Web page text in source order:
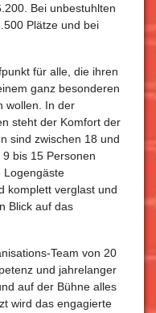
Bei unbestuhlten
Plätze und bei
für alle, die ihren
ganz besonderen
wollen. In der
steht der Komfort der
sind zwischen 18 und
bis 15 Personen
Logengäste
komplett verglast und
Blick auf das
Team von 20
und jahrelanger
auf der Bühne alles
wird das engagierte